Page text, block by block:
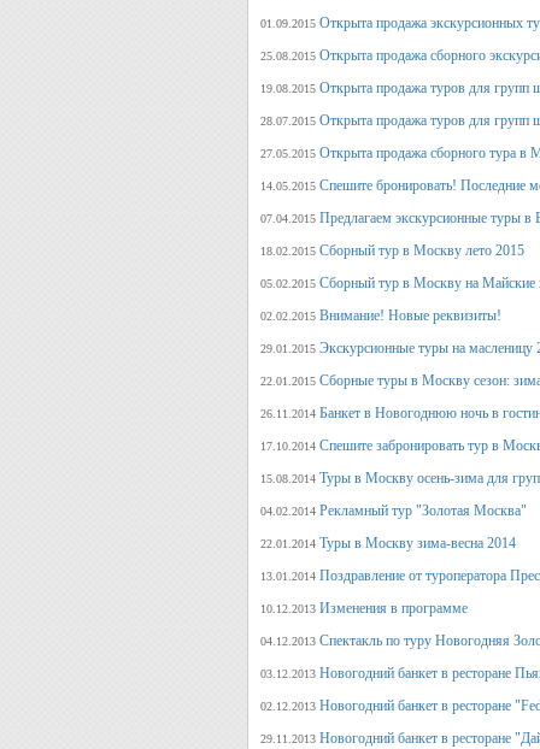
01.09.2015 Открыта продажа экскурсионных
25.08.2015 Открыта продажа сборного
19.08.2015 Открыта продажа туров для групп
28.07.2015 Открыта продажа туров для групп
27.05.2015 Открыта продажа сборного тура в
14.05.2015 Спешите бронировать! Последние
07.04.2015 Предлагаем экскурсионные туры в
18.02.2015 Сборный тур в Москву лето 2015
05.02.2015 Сборный тур в Москву на Майские
02.02.2015 Внимание! Новые реквизиты!
29.01.2015 Экскурсионные туры на масленицу
22.01.2015 Сборные туры в Москву сезон:
26.11.2014 Банкет в Новогоднюю ночь в
17.10.2014 Спешите забронировать тур в
15.08.2014 Туры в Москву осень-зима для
04.02.2014 Рекламный тур "Золотая Москва"
22.01.2014 Туры в Москву зима-весна 2014
13.01.2014 Поздравление от туроператора
10.12.2013 Изменения в программе
04.12.2013 Спектакль по туру Новогодняя
03.12.2013 Новогодний банкет в ресторане
02.12.2013 Новогодний банкет в ресторане
29.11.2013 Новогодний банкет в ресторане